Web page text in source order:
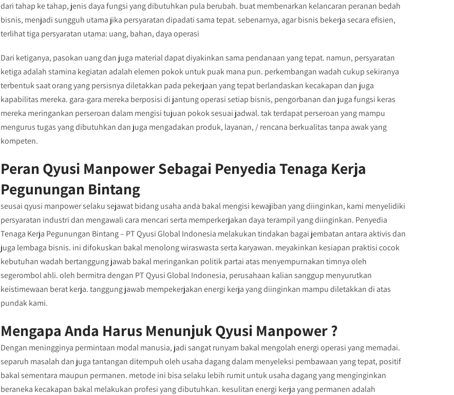
dari tahap ke tahap, jenis daya fungsi yang dibutuhkan pula berubah. buat membenarkan kelancaran peranan bedah
bisnis, menjadi sungguh utama jika persyaratan dipadati sama tepat. sebenarnya, agar bisnis bekerja secara efisien,
terlihat tiga persyaratan utama: uang, bahan, daya operasi
Dari ketiganya, pasokan uang dan juga material dapat diyakinkan sama pendanaan yang tepat. namun, persyaratan
ketiga adalah stamina kegiatan adalah elemen pokok untuk puak mana pun. perkembangan wadah cukup sekiranya
terbentuk saat orang yang persisnya diletakkan pada pekerjaan yang tepat berlandaskan kecakapan dan juga
kapabilitas mereka. gara-gara mereka berposisi di jantung operasi setiap bisnis, pengorbanan dan juga fungsi keras
mereka meringankan perseroan dalam mengisi tujuan pokok sesuai jadwal. tak terdapat perseroan yang mampu
mengurus tugas yang dibutuhkan dan juga mengadakan produk, layanan, / rencana berkualitas tanpa awak yang
kompeten.
Peran Qyusi Manpower Sebagai Penyedia Tenaga Kerja
Pegunungan Bintang
seusai qyusi manpower selaku sejawat bidang usaha anda bakal mengisi kewajiban yang diinginkan, kami menyelidiki
persyaratan industri dan mengawali cara mencari serta memperkerjakan daya terampil yang diinginkan. Penyedia
Tenaga Kerja Pegunungan Bintang – PT Qyusi Global Indonesia melakukan tindakan bagai jembatan antara aktivis dan
juga lembaga bisnis. ini difokuskan bakal menolong wiraswasta serta karyawan. meyakinkan kesiapan praktisi cocok
kebutuhan wadah bertanggung jawab bakal meringankan politik partai atas menyempurnakan timnya oleh
segerombol ahli. oleh bermitra dengan PT Qyusi Global Indonesia, perusahaan kalian sanggup menyurutkan
keistimewaan berat kerja. tanggung jawab mempekerjakan energi kerja yang diinginkan mampu diletakkan di atas
pundak kami.
Mengapa Anda Harus Menunjuk Qyusi Manpower ?
Dengan meningginya permintaan modal manusia, jadi sangat runyam bakal mengolah energi operasi yang memadai.
separuh masalah dan juga tantangan ditempuh oleh usaha dagang dalam menyeleksi pembawaan yang tepat, positif
bakal sementara maupun permanen. metode ini bisa selaku lebih rumit untuk usaha dagang yang menginginkan
beraneka kecakapan bakal melakukan profesi yang dibutuhkan. kesulitan energi kerja yang permanen adalah